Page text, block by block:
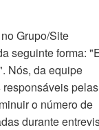
Grupo/Site
seguinte forma:
Nós, da equipe
o número de
durante